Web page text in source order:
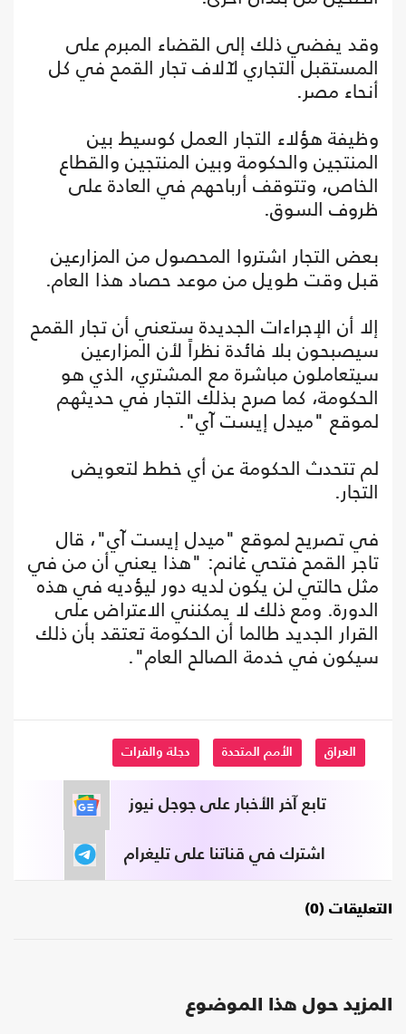
وقد يفضي ذلك إلى القضاء المبرم على
المستقبل التجاري لآلاف تجار القمح في كل
أنحاء مصر.
وظيفة هؤلاء التجار العمل كوسيط بين
المنتجين والحكومة وبين المنتجين والقطاع
الخاص، وتتوقف أرباحهم في العادة على
ظروف السوق.
بعض التجار اشتروا المحصول من المزارعين
قبل وقت طويل من موعد حصاد هذا العام.
إلا أن الإجراءات الجديدة ستعني أن تجار القمح
سيصبحون بلا فائدة نظراً لأن المزارعين
سيتعاملون مباشرة مع المشتري، الذي هو
الحكومة، كما صرح بذلك التجار في حديثهم
لموقع "ميدل إيست آي".
لم تتحدث الحكومة عن أي خطط لتعويض
التجار.
في تصريح لموقع "ميدل إيست آي"، قال
تاجر القمح فتحي غانم: "هذا يعني أن من في
مثل حالتي لن يكون لديه دور ليؤديه في هذه
الدورة. ومع ذلك لا يمكنني الاعتراض على
القرار الجديد طالما أن الحكومة تعتقد بأن ذلك
سيكون في خدمة الصالح العام".
العراق الأمم المتحدة دجلة والفرات
تابع آخر الأخبار على جوجل نيوز
اشترك في قناتنا على تليغرام
التعليقات (0)
المزيد حول هذا الموضوع